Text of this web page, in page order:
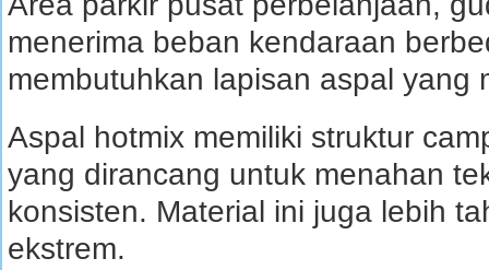
menerima beban kendaraan
membutuhkan lapisan aspal yang
Aspal hotmix memiliki struktur
yang dirancang untuk menahan
konsisten. Material ini juga lebih
ekstrem.